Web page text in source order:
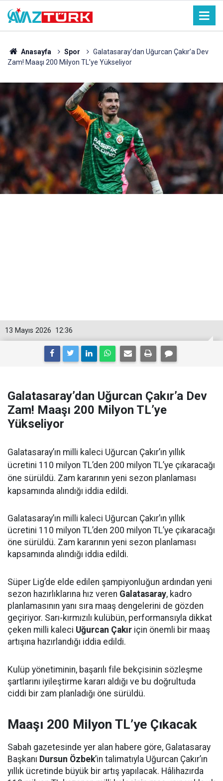
Anasayfa Spor
Galatasaray’dan Uğurcan Çakır’a Dev
Zam! Maaşı 200 Milyon TL’ye Yükseliyor
12:36
13 Mayıs 2026
Galatasaray’dan Uğurcan Çakır’a Dev
Zam! Maaşı 200 Milyon TL’ye
Yükseliyor
Galatasaray’ın milli kaleci Uğurcan Çakır’ın yıllık
ücretini 110 milyon TL’den 200 milyon TL’ye çıkaracağı
öne sürüldü. Zam kararının yeni sezon planlaması
kapsamında alındığı iddia edildi.
Galatasaray’ın milli kaleci Uğurcan Çakır’ın yıllık
ücretini 110 milyon TL’den 200 milyon TL’ye çıkaracağı
öne sürüldü. Zam kararının yeni sezon planlaması
kapsamında alındığı iddia edildi.
Süper Lig’de elde edilen şampiyonluğun ardından yeni
sezon hazırlıklarına hız veren Galatasaray, kadro
planlamasının yanı sıra maaş dengelerini de gözden
geçiriyor. Sarı-kırmızılı kulübün, performansıyla dikkat
çeken milli kaleci Uğurcan Çakır için önemli bir maaş
artışına hazırlandığı iddia edildi.
Kulüp yönetiminin, başarılı file bekçisinin sözleşme
şartlarını iyileştirme kararı aldığı ve bu doğrultuda
ciddi bir zam planladığı öne sürüldü.
Maaşı 200 Milyon TL’ye Çıkacak
Sabah gazetesinde yer alan habere göre, Galatasaray
Başkanı Dursun Özbek’in talimatıyla Uğurcan Çakır’ın
yıllık ücretinde büyük bir artış yapılacak. Hâlihazırda